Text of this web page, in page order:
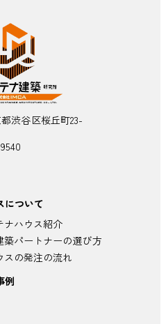
渋谷区桜丘町23-
について
ナハウス紹介
築パートナーの選び方
スの発注の流れ
例